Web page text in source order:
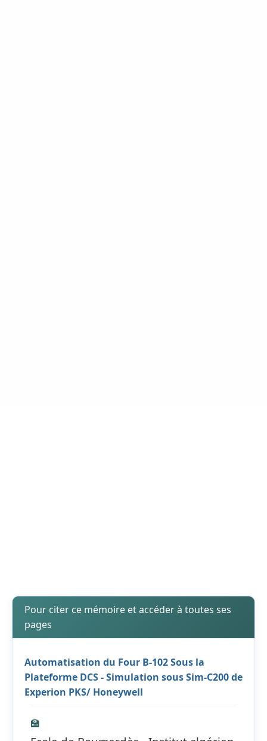
Pour citer ce mémoire et accéder à toutes ses
pages
Automatisation du Four B-102 Sous la
Plateforme DCS - Simulation sous Sim-C200 de
Experion PKS/ Honeywell
🏫